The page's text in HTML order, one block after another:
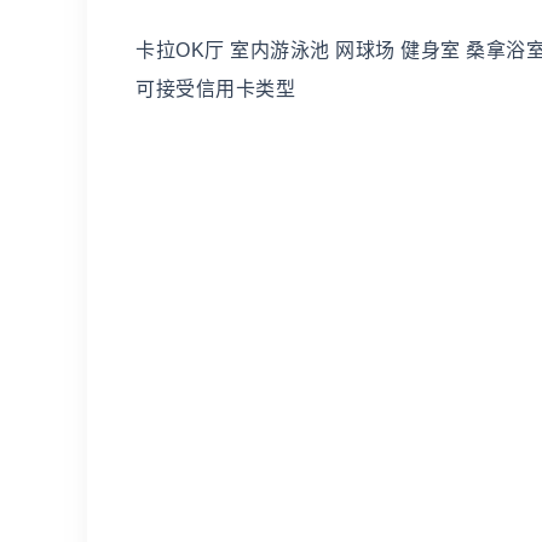
卡拉OK厅 室内游泳池 网球场 健身室 桑拿浴
可接受信用卡类型